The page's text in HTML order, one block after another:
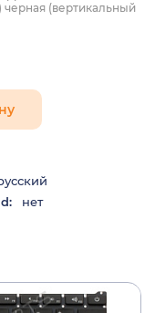
черная (вертикальный
нет